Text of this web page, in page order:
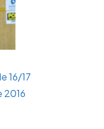
16/17
2016